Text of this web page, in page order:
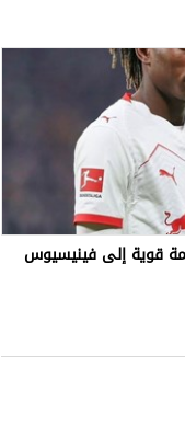
قوية إلى فينيسيوس